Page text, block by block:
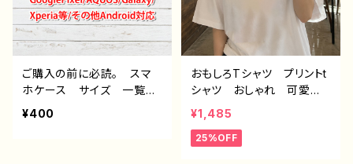
ご購入の前に必読。 スマ
ホケース サイズ 一覧
選び方 iPhoneケース A
¥400
おもしろTシャツ プリントt
シャツ おしゃれ 可愛
い ゆるかわ メンズ レ
ディース 面白Tシャツ イ
ラスト 個性的 おすす
¥1,485
25%OFF